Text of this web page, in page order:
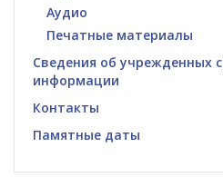
Аудио
Печатные материалы
Сведения об учрежденных
информации
Контакты
Памятные даты